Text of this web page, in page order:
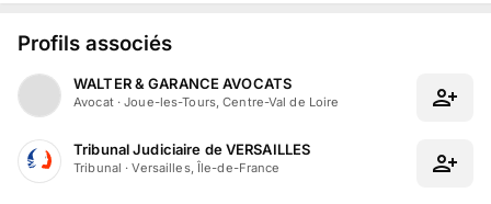
Profils associés
WALTER & GARANCE AVOCATS
Avocat·Joue-les-Tours, Centre-Val de Loire
Tribunal Judiciaire de VERSAILLES
Tribunal ·Versailles, Île-de-France